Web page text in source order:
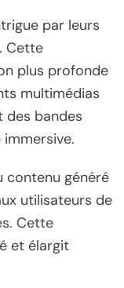
par leurs
Cette
plus profonde
multimédias
des bandes
immersive.
contenu généré
utilisateurs de
Cette
et élargit